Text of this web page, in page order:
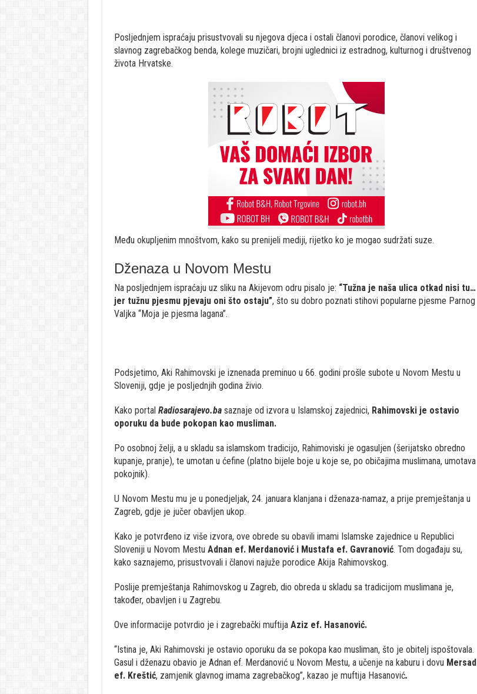
Posljednjem ispraćaju prisustvovali su njegova djeca i ostali članovi porodice, članovi velikog i
slavnog zagrebačkog benda, kolege muzičari, brojni uglednici iz estradnog, kulturnog i društvenog
života Hrvatske.
Među okupljenim mnoštvom, kako su prenijeli mediji, rijetko ko je mogao sudržati suze.
Dženaza u Novom Mestu
Na posljednjem ispraćaju uz sliku na Akijevom odru pisalo je: “Tužna je naša ulica otkad nisi tu…
jer tužnu pjesmu pjevaju oni što ostaju”, što su dobro poznati stihovi popularne pjesme Parnog
Valjka “Moja je pjesma lagana”.
Podsjetimo, Aki Rahimovski je iznenada preminuo u 66. godini prošle subote u Novom Mestu u
Sloveniji, gdje je posljednjih godina živio.
Kako portal Radiosarajevo.basaznaje od izvora u Islamskoj zajednici, Rahimovski je ostavio
oporuku da bude pokopan kao musliman.
Po osobnoj želji, a u skladu sa islamskom tradicijo, Rahimoviski je ogasuljen (šerijatsko obredno
kupanje, pranje), te umotan u ćefine (platno bijele boje u koje se, po običajima muslimana, umotava
pokojnik).
U Novom Mestu mu je u ponedjeljak, 24. januara klanjana i dženaza-namaz, a prije premještanja u
Zagreb, gdje je jučer obavljen ukop.
Kako je potvrđeno iz više izvora, ove obrede su obavili imami Islamske zajednice u Republici
Sloveniji u Novom Mestu Adnan ef. Merdanović i Mustafa ef. Gavranović. Tom događaju su,
kako saznajemo, prisustvovali i članovi najuže porodice Akija Rahimovskog.
Poslije premještanja Rahimovskog u Zagreb, dio obreda u skladu sa tradicijom muslimana je,
također, obavljen i u Zagrebu.
Ove informacije potvrdio je i zagrebački muftija Aziz ef. Hasanović.
“Istina je, Aki Rahimovski je ostavio oporuku da se pokopa kao musliman, što je obitelj ispoštovala.
Gasul i dženazu obavio je Adnan ef. Merdanović u Novom Mestu, a učenje na kaburu i dovu Mersad
ef. Kreštić, zamjenik glavnog imama zagrebačkog”, kazao je muftija Hasanović.